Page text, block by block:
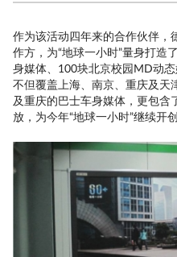
作为该活动四年来的合作伙伴，
作方，为“地球一小时”量身打造
身媒体、100块北京校园MD动
不但覆盖上海、南京、重庆及天
及重庆的巴士车身媒体，更包含
放，为今年“地球一小时”继续开